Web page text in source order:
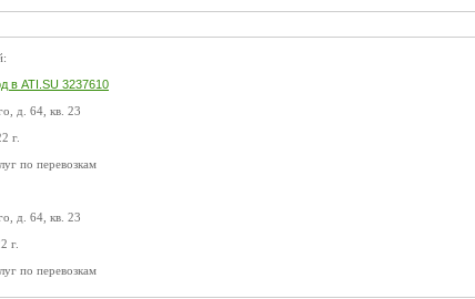
ATI.SU 3237610
д. 64, кв. 23
г.
по перевозкам
д. 64, кв. 23
г.
по перевозкам